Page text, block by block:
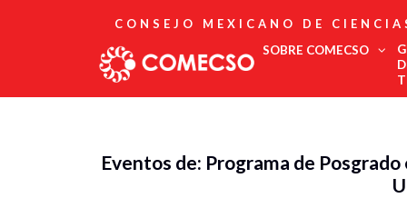
CONSEJO MEXICANO DE
SOBRE COMECSO
Directorio
Eventos de: Programa de